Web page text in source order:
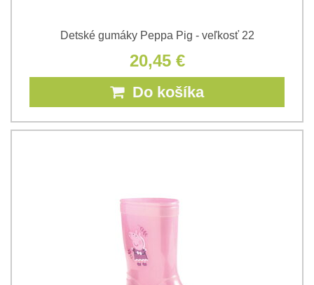
Detské gumáky Peppa Pig - veľkosť 22
20,45 €
Do košíka